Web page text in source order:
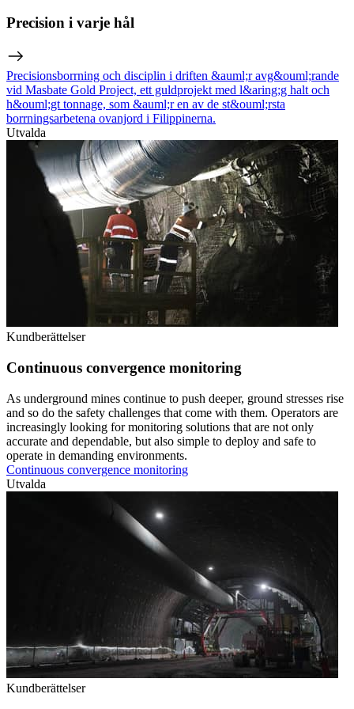
Precision i varje hål
Precisionsborrning och disciplin i driften &auml;r avg&ouml;rande
vid Masbate Gold Project, ett guldprojekt med l&aring;g halt och
h&ouml;gt tonnage, som &auml;r en av de st&ouml;rsta
borrningsarbetena ovanjord i Filippinerna.
Utvalda
Kundberättelser
Continuous convergence monitoring
As underground mines continue to push deeper, ground stresses rise
and so do the safety challenges that come with them. Operators are
increasingly looking for monitoring solutions that are not only
accurate and dependable, but also simple to deploy and safe to
operate in demanding environments.
Continuous convergence monitoring
Utvalda
Kundberättelser